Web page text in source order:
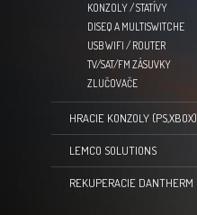
KONZOLY / STATÍVY
DISEQ A MULTISWITCHE
USB WIFI / ROUTER
TV/SAT/FM ZÁSUVKY
ZLUČOVAČE
HRACIE KONZOLY (PS,XBOX)
LEMCO SOLUTIONS
REKUPERACIE DANTHERM